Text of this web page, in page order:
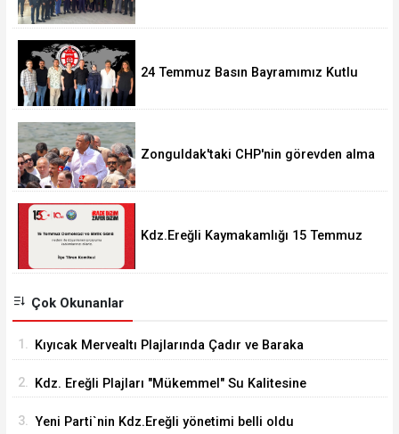
24 Temmuz Basın Bayramımız Kutlu
Zonguldak'taki CHP'nin görevden alma
Kdz.Ereğli Kaymakamlığı 15 Temmuz
Çok Okunanlar
1. Kıyıcak Mervealtı Plajlarında Çadır ve Baraka
2. Kdz. Ereğli Plajları "Mükemmel" Su Kalitesine
3. Yeni Parti`nin Kdz.Ereğli yönetimi belli oldu